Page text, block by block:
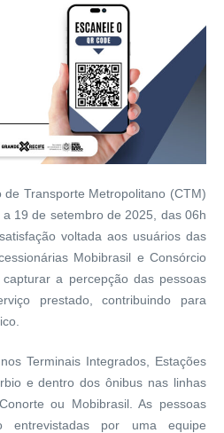
Transporte Metropolitano (CTM)
19 de setembro de 2025, das 06h
voltada aos usuários das
Mobibrasil e Consórcio
a percepção das pessoas
prestado, contribuindo para
Terminais Integrados, Estações
e dentro dos ônibus nas linhas
ou Mobibrasil. As pessoas
entrevistadas por uma equipe